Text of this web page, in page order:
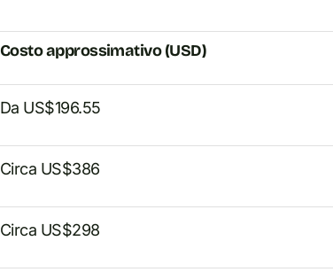
Costo approssimativo (USD)
Da US$196.55
Circa US$386
Circa US$298